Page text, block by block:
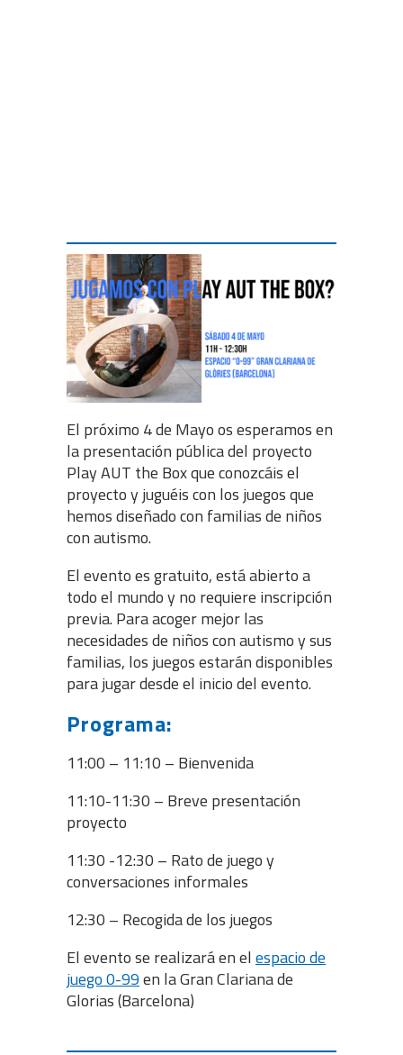
El próximo 4 de Mayo os esperamos en
la presentación pública del proyecto
Play AUT the Box que conozcáis el
proyecto y juguéis con los juegos que
hemos diseñado con familias de niños
con autismo.
El evento es gratuito, está abierto a
todo el mundo y no requiere inscripción
previa. Para acoger mejor las
necesidades de niños con autismo y sus
familias, los juegos estarán disponibles
para jugar desde el inicio del evento.
Programa:
11:00 – 11:10 – Bienvenida
11:10-11:30 – Breve presentación
proyecto
11:30 -12:30 – Rato de juego y
conversaciones informales
12:30 – Recogida de los juegos
El evento se realizará en el espacio de
juego 0-99en la Gran Clariana de
Glorias (Barcelona)